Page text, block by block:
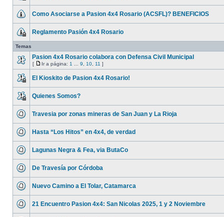
Como Asociarse a Pasion 4x4 Rosario (ACSFL)? BENEFICIOS
Reglamento Pasión 4x4 Rosario
Temas
Pasion 4x4 Rosario colabora con Defensa Civil Municipal
[ Ir a página: 1 9 10 11 ]
El Kioskito de Pasion 4x4 Rosario!
Quienes Somos?
Travesia por zonas mineras de San Juan y La Rioja
Hasta “Los Hitos” en 4x4, de verdad
Lagunas Negra & Fea, via ButaCo
De Travesía por Córdoba
Nuevo Camino a El Tolar, Catamarca
21 Encuentro Pasion 4x4: San Nicolas 2025, 1 y 2 Noviembre